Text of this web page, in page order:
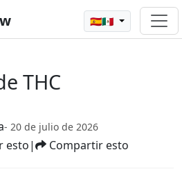
🇪🇸🇲🇽
THC
- 20 de julio de 2026
esto| Compartir esto